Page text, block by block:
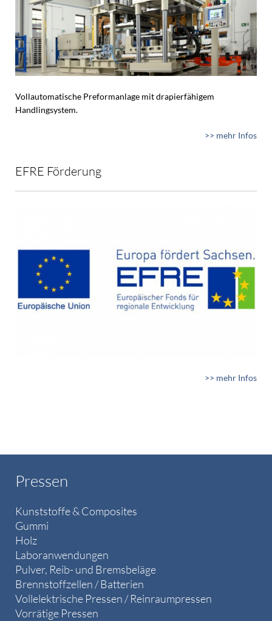
Vollautomatische Preformanlage mit drapierfähigem
Handlingsystem.
>> mehr Infos
EFRE Förderung
>> mehr Infos
Pressen
Kunststoffe & Composites
Gummi
Holz
Laboranwendungen
Pulver, Reib- und Bremsbeläge
Brennstoffzellen / Batterien
Vollelektrische Pressen / Reinraumpressen
Vorrätige Pressen